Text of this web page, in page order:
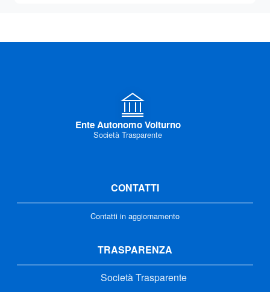
Ente Autonomo Volturno
Società Trasparente
CONTATTI
Contatti in aggiornamento
TRASPARENZA
Società Trasparente